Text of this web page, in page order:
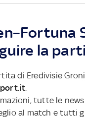
la
di Eredivisie
tutte le
al match e tutti